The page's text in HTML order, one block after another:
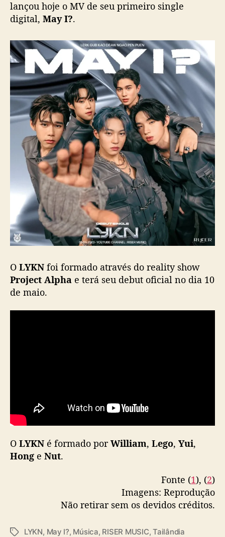
x
M
I
?
”
,
s
n
g
l
e
d
e
d
e
b
u
d
o
g
lançou hoje o MV de seu primeiro single
digital, May I?.
O LYKN foi formado através do reality show
Project Alpha e terá seu debut oficial no dia 10
de maio.
O LYKN é formado porWilliam, Lego, Yui,
Hong e Nut.
Fonte (1), (2)
Imagens: Reprodução
Não retirar sem os devidos créditos.
T
LYKN, May I?, Música, RISER MUSIC,Tailândia